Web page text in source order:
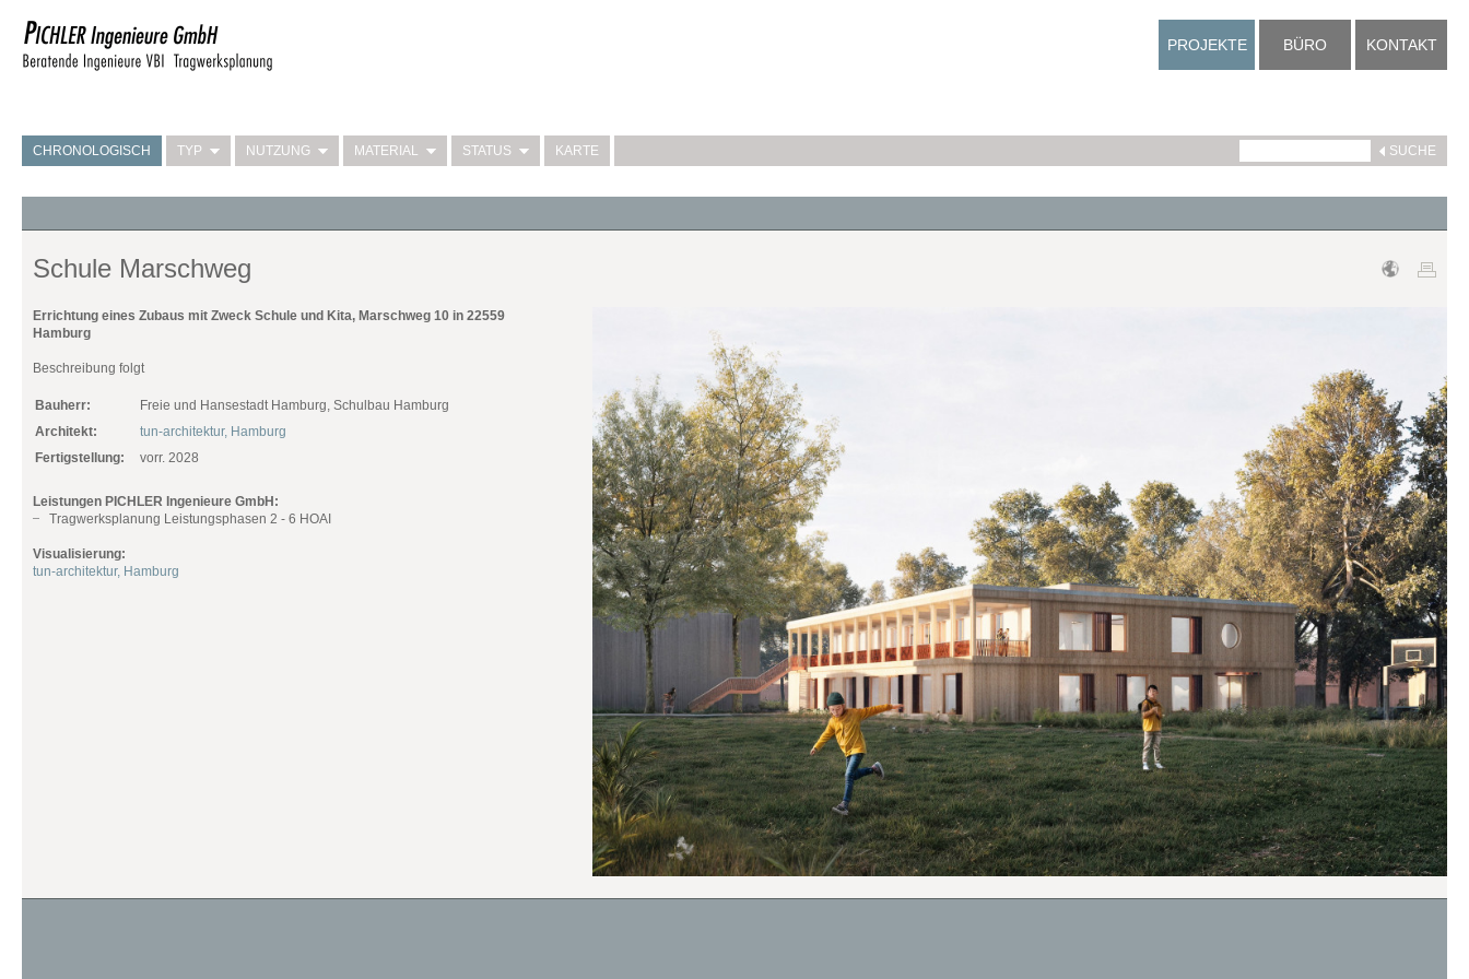
PROJEKTE
CHRONOLOGISCH TYP NUTZUNG MATERIAL STATUS KARTE
BÜRO KONTAKT
Schule Marschweg
Errichtung eines Zubaus mit Zweck Schule und Kita, Marschweg 10 in 22559
Hamburg
Beschreibung folgt
Bauherr:
Freie und Hansestadt Hamburg, Schulbau Hamburg
Architekt:
tun-architektur, Hamburg
Fertigstellung:
vorr. 2028
Leistungen PICHLER Ingenieure GmbH:
Tragwerksplanung Leistungsphasen 2 - 6 HOAI
Visualisierung:
tun-architektur, Hamburg